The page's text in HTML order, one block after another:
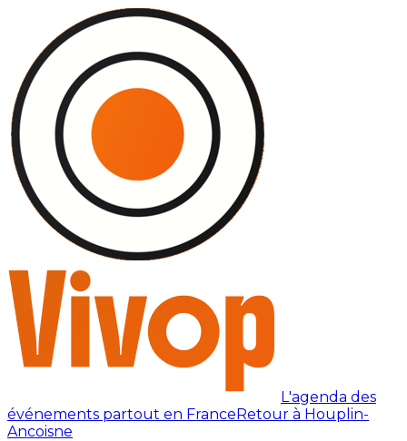
L'agenda des
événements partout en FranceRetour à Houplin-
Ancoisne